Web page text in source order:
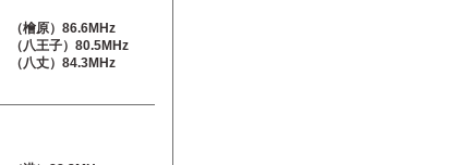
（檜原）86.6MHz
（八王子）80.5MHz
（八丈）84.3MHz